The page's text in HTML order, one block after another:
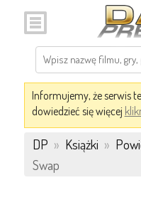
Informujemy, że serwis
dowiedzieć się więcej
DP » Książki »
Swap